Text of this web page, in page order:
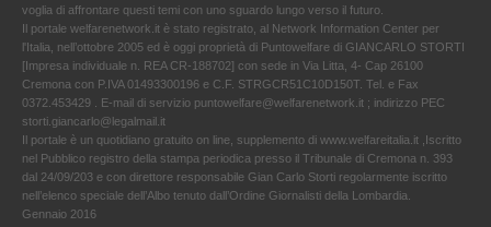
voglia di affrontare questi temi con uno sguardo lungo verso il futuro.
Il portale welfarenetwork.it è stato registrato, al Network Information Center per
l'Italia, nell’ottobre 2005 ed è oggi proprietà di Puntowelfare di GIANCARLO STORTI
[Impresa individuale n. REA CR-188702] con sede in Via Litta, 4- Cap 26100
Cremona con P.IVA 01493300196 e C.F. STRGCR51C10D150T. Tel. e Fax
0372.453429 . E-mail di servizio puntowelfare@welfarenetwork.it ; indirizzo PEC
storti.giancarlo@legalmail.it
Il portale è un quotidiano gratuito on line, supplemento di www.welfareitalia.it ,Iscritto
nel Pubblico registro della stampa periodica presso il Tribunale di Cremona n. 393
dal 24/09/203 e con direttore responsabile Gian Carlo Storti regolarmente iscritto
nell’elenco speciale dell’Albo tenuto dall’Ordine Giornalisti della Lombardia.
Gennaio 2016